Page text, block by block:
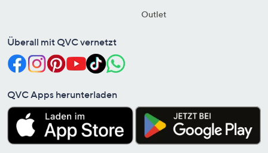
Outlet
Überall mit QVC vernetzt
QVC Apps herunterladen